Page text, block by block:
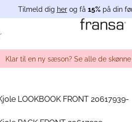
Tilmeld dig herog få 15%på din
Klar til en ny sæson? Se alle de